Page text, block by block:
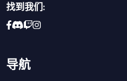
找到我们:
导航